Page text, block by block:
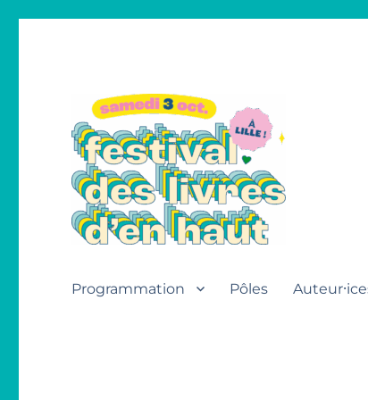
Programmation Pôles